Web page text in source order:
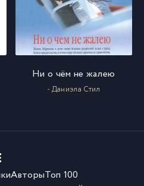
Ни о чём не жалею
- Даниэла Стил
АвторыТоп 100